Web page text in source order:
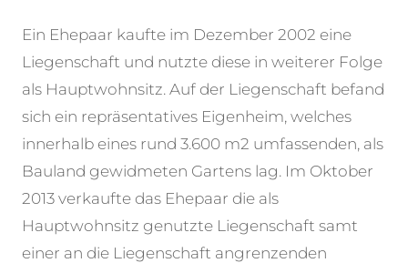
Ein Ehepaar kaufte im Dezember 2002 eine
Liegenschaft und nutzte diese in weiterer Folge
als Hauptwohnsitz. Auf der Liegenschaft befand
sich ein repräsentatives Eigenheim, welches
innerhalb eines rund 3.600 m2 umfassenden, als
Bauland gewidmeten Gartens lag. Im Oktober
2013 verkaufte das Ehepaar die als
Hauptwohnsitz genutzte Liegenschaft samt
einer an die Liegenschaft angrenzenden